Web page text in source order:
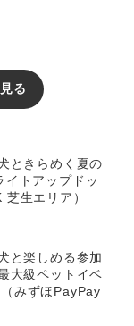
る
ときらめく夏の
イトアップドッ
生エリア）
と楽しめる参加
大級ペットイベ
みずほPayPay